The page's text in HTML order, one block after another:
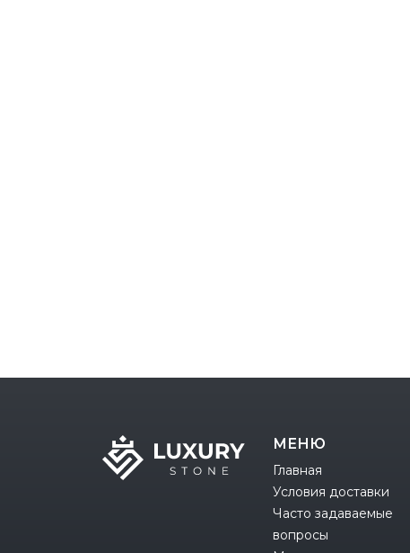
МЕНЮ
Главная
Условия доставки
Часто задаваемые
вопросы